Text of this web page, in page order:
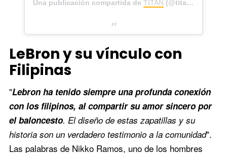
Una publicación compartida de TITAN (@titan_22) el
LeBron y su vínculo con
Filipinas
"Lebron ha tenido siempre una profunda conexión
con los filipinos, al compartir su amor sincero por
el baloncesto. El diseño de estas zapatillas y su
historia son un verdadero testimonio a la comunidad".
Las palabras de Nikko Ramos, uno de los hombres